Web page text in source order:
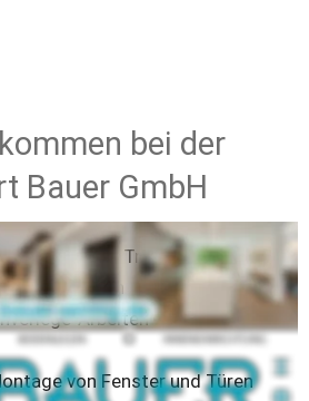
bei der
Bauer GmbH
vielseitiger Trockenbau
Arbeiten
von Fenster und Türen